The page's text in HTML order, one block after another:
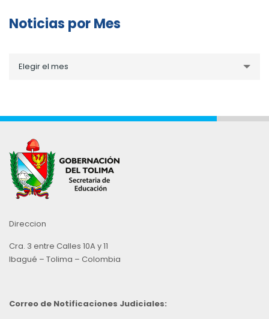
Noticias por Mes
porElegir el mes
Direccion
Cra. 3 entre Calles 10A y 11
Ibagué – Tolima – Colombia
Correo de Notificaciones Judiciales: